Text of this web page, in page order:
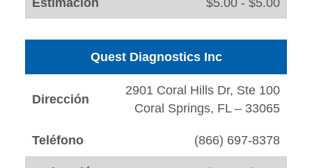
Estimación $5.00 - $5.00
Quest Diagnostics Inc
Dirección
2901 Coral Hills Dr, Ste 100
Coral Springs, FL – 33065
Teléfono (866) 697-8378